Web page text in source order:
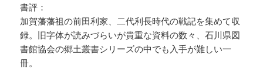
書評：
加賀藩藩祖の前田利家、二代利長時代の戦記を集めて収
録。旧字体が読みづらいが貴重な資料の数々、石川県図
書館協会の郷土叢書シリーズの中でも入手が難しい一
冊。